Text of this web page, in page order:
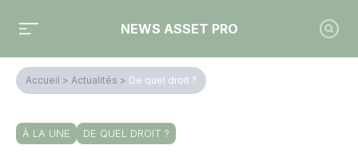
NEWS ASSET PRO
Accueil > Actualités > De quel droit ?
À LA UNE DE QUEL DROIT ?